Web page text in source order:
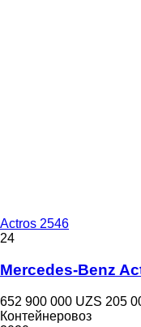
Actros 2546
24
Mercedes-Benz
652 900 000 UZS 205
Контейнеровоз